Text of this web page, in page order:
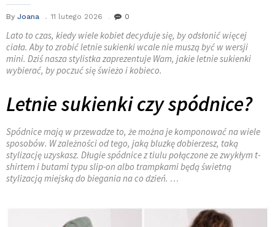
By Joana 11 lutego 2026 0
Lato to czas, kiedy wiele kobiet decyduje się, by odsłonić więcej
ciała. Aby to zrobić letnie sukienki wcale nie muszą być w wersji
mini. Dziś nasza stylistka zaprezentuje Wam, jakie letnie sukienki
wybierać, by poczuć się świeżo i kobieco.
Letnie sukienki czy spódnice?
Spódnice mają w przewadze to, że można je komponować na wiele
sposobów. W zależności od tego, jaką bluzkę dobierzesz, taką
stylizację uzyskasz. Długie spódnice z tiulu połączone ze zwykłym t-
shirtem i butami typu slip-on albo trampkami będą świetną
stylizacją miejską do biegania na co dzień. …